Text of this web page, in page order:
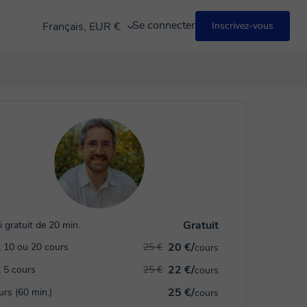
Français, EUR € Se connecter Inscrivez-vous
gratuit de 20 min. Gratuit
10 ou 20 cours 20 €/cours
25 €
5 cours
22 €/cours
25 €
(60 min.)
25 €/cours